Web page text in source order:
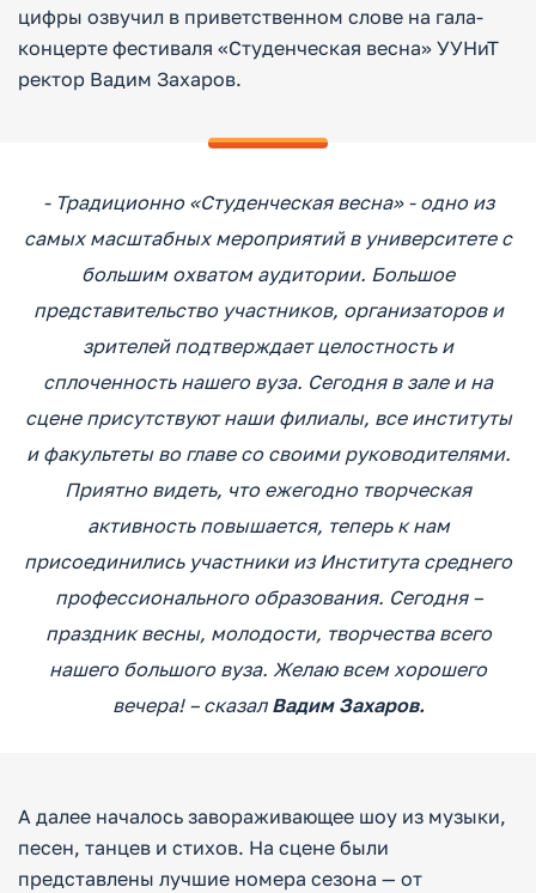
цифры озвучил в приветственном слове на гала-
концерте фестиваля «Студенческая весна» УУНиТ
ректор Вадим Захаров.
- Традиционно «Студенческая весна» - одно из
самых масштабных мероприятий в университете с
большим охватом аудитории. Большое
представительство участников, организаторов и
зрителей подтверждает целостность и
сплоченность нашего вуза. Сегодня в зале и на
сцене присутствуют наши филиалы, все институты
и факультеты во главе со своими руководителями.
Приятно видеть, что ежегодно творческая
активность повышается, теперь к нам
присоединились участники из Института среднего
профессионального образования. Сегодня –
праздник весны, молодости, творчества всего
нашего большого вуза. Желаю всем хорошего
вечера! – сказалВадим Захаров.
А далее началось завораживающее шоу из музыки,
песен, танцев и стихов. На сцене были
представлены лучшие номера сезона — от